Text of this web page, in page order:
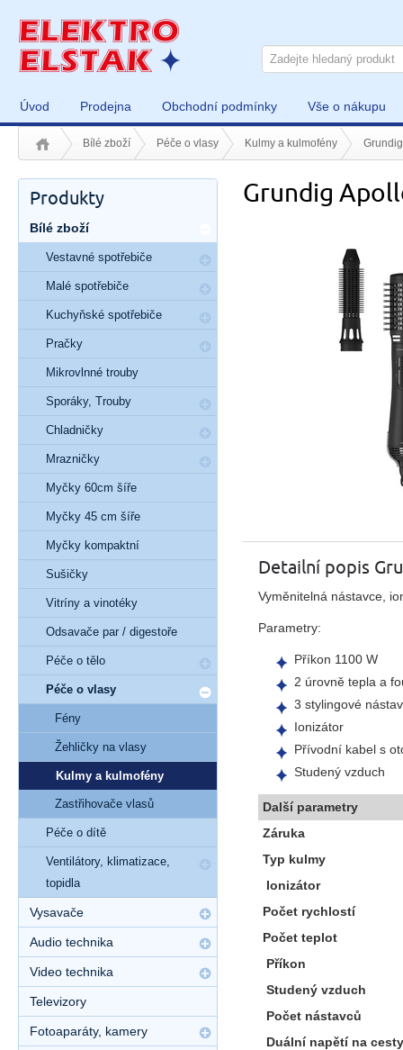
Úvod Prodejna Obchodní podmínky Vše o nákupu
Bílé zboží Péče o vlasy Kulmy a kulmofény
Grundig
Detailní popis
Vyměnitelná nástavce,
Parametry:
Příkon 1100 W
2 úrovně tepla a
3 stylingové
Ionizátor
Přívodní kabel s
Studený vzduch
Další parametry
Záruka
Typ kulmy
Ionizátor
Počet rychlostí
Počet teplot
Příkon
Studený vzduch
Počet nástavců
Duální napětí na
Produkty
Bílé zboží
Vestavné spotřebiče
Malé spotřebiče
Kuchyňské spotřebiče
Pračky
Mikrovlnné trouby
Sporáky, Trouby
Chladničky
Mrazničky
Myčky 60cm šíře
Myčky 45 cm šíře
Myčky kompaktní
Sušičky
Vitríny a vinotéky
Odsavače par / digestoře
Péče o tělo
Péče o vlasy
Fény
Žehličky na vlasy
Kulmy a kulmofény
Zastřihovače vlasů
Péče o dítě
Ventilátory, klimatizace,
topidla
Vysavače
Audio technika
Video technika
Televizory
Fotoaparáty, kamery